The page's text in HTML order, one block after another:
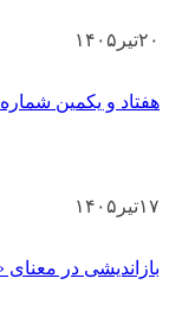
۲۰تیر ۱۴۰۵
هفتاد و یکمین
۱۷تیر ۱۴۰۵
بازاندیشی در معنای